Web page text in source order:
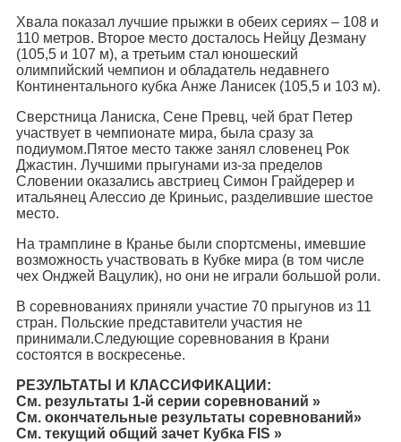
Хвала показал лучшие прыжки в обеих сериях – 108 и
110 метров. Второе место досталось Нейцу Дезману
(105,5 и 107 м), а третьим стал юношеский
олимпийский чемпион и обладатель недавнего
Континентального кубка Анже Ланисек (105,5 и 103 м).
Сверстница Ланиска, Сене Превц, чей брат Петер
участвует в чемпионате мира, была сразу за
подиумом.Пятое место также занял словенец Рок
Джастин. Лучшими прыгунами из-за пределов
Словении оказались австриец Симон Грайдерер и
итальянец Алессио де Криньис, разделившие шестое
место.
На трамплине в Кранье были спортсмены, имевшие
возможность участвовать в Кубке мира (в том числе
чех Онджей Вацулик), но они не играли большой роли.
В соревнованиях приняли участие 70 прыгунов из 11
стран. Польские представители участия не
принимали.Следующие соревнования в Крани
состоятся в воскресенье.
РЕЗУЛЬТАТЫ И КЛАССИФИКАЦИИ:
См. результаты 1-й серии соревнований »
См. окончательные результаты соревнований»
См. текущий общий зачет Кубка FIS »